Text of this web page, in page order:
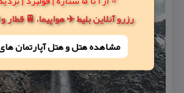
رزرو آنلاین بلیط ✈️ هواپیما، 🚆
مشاهده هتل و هتل‌ آپارتمان